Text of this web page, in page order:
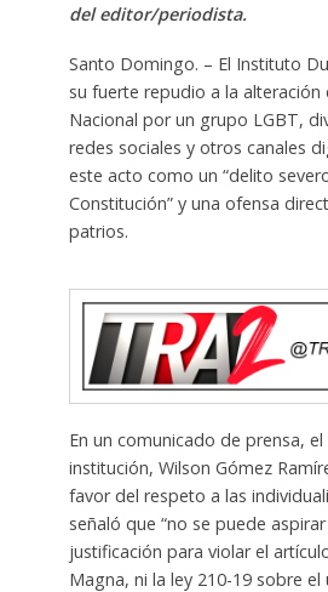
del editor/periodista.
Santo Domingo. – El Instituto
su fuerte repudio a la alteración
Nacional por un grupo LGBT,
redes sociales y otros canales
este acto como un “delito
Constitución” y una ofensa
patrios.
En un comunicado de prensa,
institución, Wilson Gómez
favor del respeto a las
señaló que “no se puede
justificación para violar el
Magna, ni la ley 210-19 sobre